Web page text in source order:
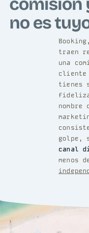
no es
traen
una
cliente
tienes
golpe,
canal
menos